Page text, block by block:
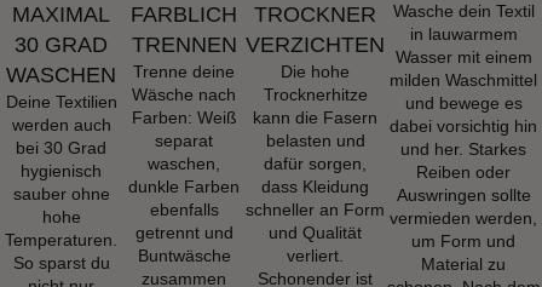
MAXIMAL
30 GRAD
WASCHEN
Deine Textilien
werden auch
bei 30 Grad
hygienisch
sauber ohne
hohe
Temperaturen.
So sparst du
FARBLICH
TRENNEN
Trenne deine
Wäsche nach
Farben: Weiß
separat
waschen,
dunkle Farben
ebenfalls
getrennt und
Buntwäsche
zusammen
TROCKNER
VERZICHTEN
Die hohe
Trocknerhitze
kann die Fasern
belasten und
dafür sorgen,
dass Kleidung
schneller an Form
und Qualität
verliert.
Schonender ist
Wasche dein Textil
in lauwarmem
Wasser mit einem
milden Waschmittel
und bewege es
dabei vorsichtig hin
und her. Starkes
Reiben oder
Auswringen sollte
vermieden werden,
um Form und
Material zu